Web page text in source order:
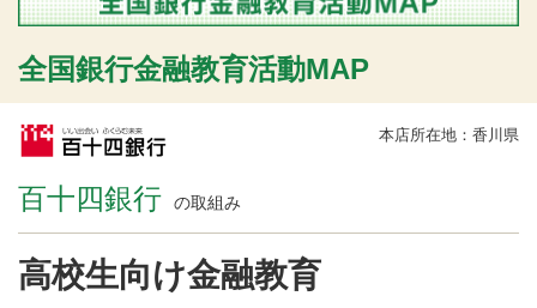
全国銀行金融教育活動MAP
本店所在地：香川県
百十四銀行 の取組み
高校生向け金融教育